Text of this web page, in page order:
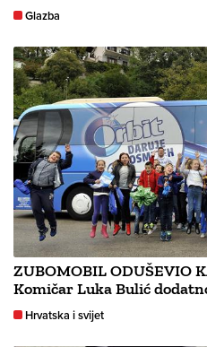
Glazba
ZUBOMOBIL ODUŠEVIO
Komičar Luka Bulić
Hrvatska i svijet